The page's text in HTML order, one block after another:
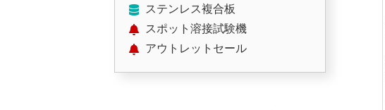
ステンレス複合板
スポット溶接試験機
アウトレットセール